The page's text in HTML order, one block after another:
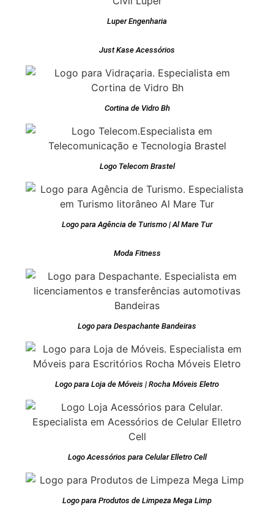
Luper Engenharia
Just Kase Acessórios
Cortina de Vidro Bh
Logo Telecom Brastel
Logo para Agência de Turismo | Al Mare Tur
Moda Fitness
Logo para Despachante Bandeiras
Logo para Loja de Móveis | Rocha Móveis Eletro
Logo Acessórios para Celular Elletro Cell
Logo para Produtos de Limpeza Mega Limp